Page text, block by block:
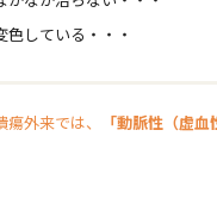
している・・・
外来では、 「動脈性（虚血